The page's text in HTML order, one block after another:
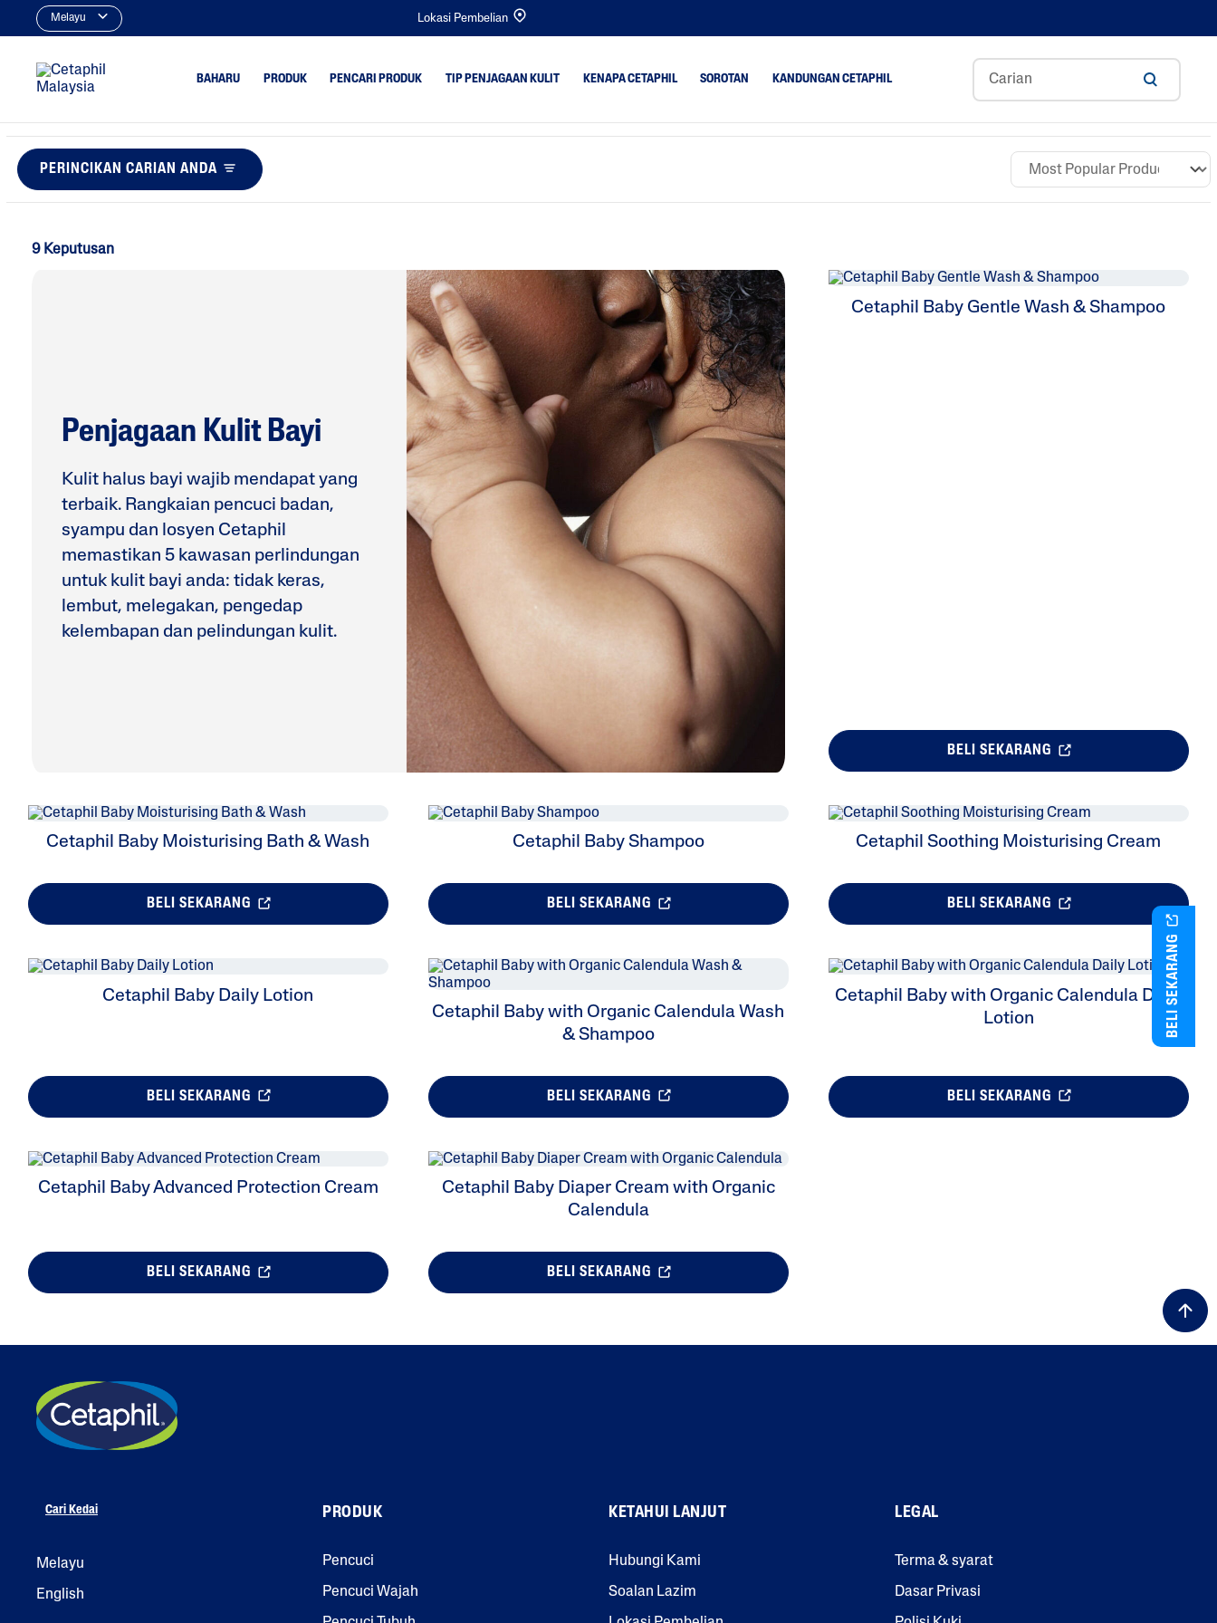
Melayu Lokasi Pembelian
BAHARU PRODUK
Pencuci
Pencuci Wajah Kering Kulit Kombinasi
Kulit Bayi
Kulit Sensitif
Gentle Cleansers
Optimal Hydration
PRO Acne Prone
PRO AD Derma
Gliserin
Panthenol
Shea Butter
PENCARI PRODUK TIP PENJAGAAN KULIT KENAPA CETAPHIL SOROTAN KANDUNGAN CETAPHIL
PERINCIKAN CARIAN ANDA
9 Keputusan
Penjagaan Kulit Bayi
Kulit halus bayi wajib mendapat yang
terbaik. Rangkaian pencuci badan,
syampu dan losyen Cetaphil
memastikan 5 kawasan perlindungan
untuk kulit bayi anda: tidak keras,
lembut, melegakan, pengedap
kelembapan dan pelindungan kulit.
Cetaphil Baby Gentle Wash & Shampoo
BELI SEKARANG
Cetaphil Baby Moisturising Bath & Wash
BELI SEKARANG
Cetaphil Baby Shampoo
BELI SEKARANG
Cetaphil Soothing Moisturising Cream
BELI SEKARANG
Cetaphil Baby Daily Lotion
BELI SEKARANG
Cetaphil Baby with Organic Calendula Wash
& Shampoo
BELI SEKARANG
Cetaphil Baby with Organic Calendula Daily
Lotion
BELI SEKARANG
Cetaphil Baby Advanced Protection Cream
BELI SEKARANG
Cetaphil Baby Diaper Cream with Organic
Calendula
BELI SEKARANG
BELI SEKARANG
Cari Kedai
Melayu
English
PRODUK
Pencuci
Pencuci Wajah
KETAHUI LANJUT
Hubungi Kami
Soalan Lazim
LEGAL
Terma & syarat
Dasar Privasi